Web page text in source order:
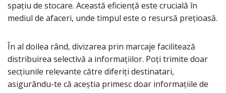
spațiu de stocare. Această eficiență este crucială în
mediul de afaceri, unde timpul este o resursă prețioasă.
În al doilea rând, divizarea prin marcaje facilitează
distribuirea selectivă a informațiilor. Poți trimite doar
secțiunile relevante către diferiți destinatari,
asigurându-te că aceștia primesc doar informațiile de